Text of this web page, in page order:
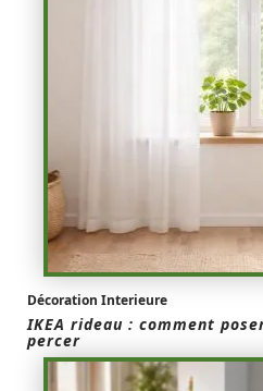
Décoration Interieure
IKEA rideau : comment
percer